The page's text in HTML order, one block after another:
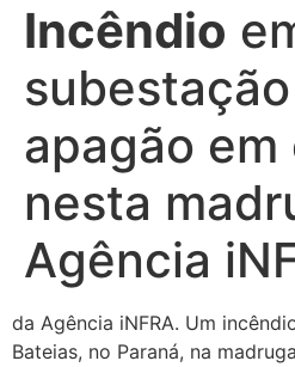
Incêndio
apagão
nesta
Agência
da Agência iNFRA. Um
Bateias, no Paraná, na